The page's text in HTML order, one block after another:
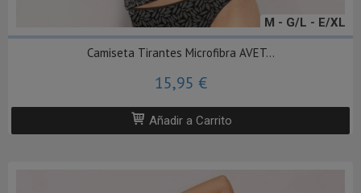
M - G/L - E/XL
Camiseta Tirantes Microfibra AVET...
15,95 €
Añadir a Carrito